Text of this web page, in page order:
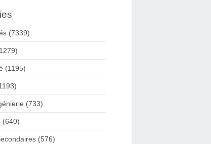
(7339)
(1195)
(733)
(640)
(576)